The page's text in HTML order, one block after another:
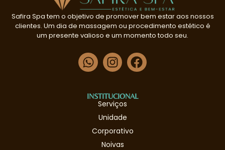
Safira Spa tem o objetivo de promover bem estar aos nossos
clientes. Um dia de massagem ou procedimento estético é
um presente valioso e um momento todo seu.
INSTITUCIONAL
Serviços
Unidade
Corporativo
Noivas